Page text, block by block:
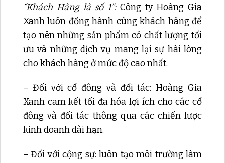
“Khách Hàng là số 1”:Công ty Hoàng Gia
Xanh luôn đồng hành cùng khách hàng để
tạo nên những sản phẩm có chất lượng tối
ưu và những dịch vụ mang lại sự hài lòng
cho khách hàng ở mức độ cao nhất.
– Đối với cổ đông và đối tác: Hoàng Gia
Xanh cam kết tối đa hóa lợi ích cho các cổ
đông và đối tác thông qua các chiến lược
kinh doanh dài hạn.
– Đối với cộng sự: luôn tạo môi trường làm